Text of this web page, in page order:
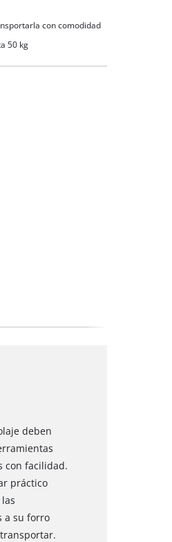
con comodidad
50 kg
deben
con facilidad.
práctico
a su forro